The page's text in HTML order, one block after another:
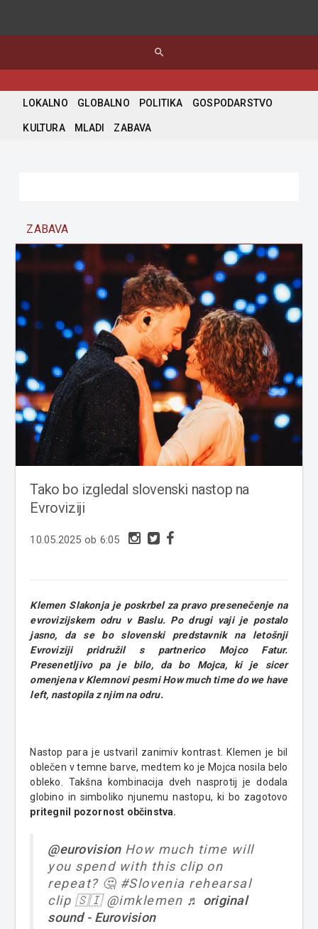
search
LOKALNO GLOBALNO POLITIKA GOSPODARSTVO
KULTURA MLADI ZABAVA
ZABAVA
Tako bo izgledal slovenski nastop na
Evroviziji
10.05.2025 ob 6:05
Klemen Slakonja je poskrbel za pravo presenečenje na
evrovizijskem odru v Baslu. Po drugi vaji je postalo
jasno, da se bo slovenski predstavnik na letošnji
Evroviziji pridružil s partnerico Mojco Fatur.
Presenetljivo pa je bilo, da bo Mojca, ki je sicer
omenjena v Klemnovi pesmi How much time do we have
left, nastopila z njim na odru.
Nastop para je ustvaril zanimiv kontrast. Klemen je bil
oblečen v temne barve, medtem ko je Mojca nosila belo
obleko. Takšna kombinacija dveh nasprotij je dodala
globino in simboliko njunemu nastopu, ki bo zagotovo
pritegnil pozornost občinstva.
@eurovisionHow much time will
you spend with this clip on
repeat? 🤔 #Slovenia rehearsal
clip 🇸🇮 @imklemen ♬ original
sound - Eurovision